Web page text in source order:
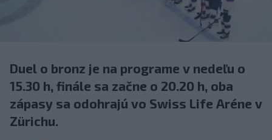
Duel o bronz je na programe v nedeľu o
15.30 h, finále sa začne o 20.20 h, oba
zápasy sa odohrajú vo Swiss Life Aréne v
Zürichu.